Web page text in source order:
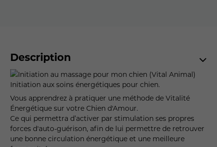
Description
Initiation aux soins énergétiques pour chien.
Vous apprendrez à pratiquer une méthode de Vitalité
Énergétique sur votre Chien d'Amour.
Ce qui permettra d’activer par stimulation ses propres
forces d'auto-guérison, afin de lui permettre de retrouver
une bonne circulation énergétique et une meilleure